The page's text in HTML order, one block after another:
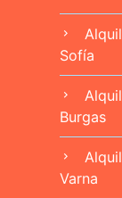
chevron_right
Sofía
chevron_right
Burgas
chevron_right
Varna